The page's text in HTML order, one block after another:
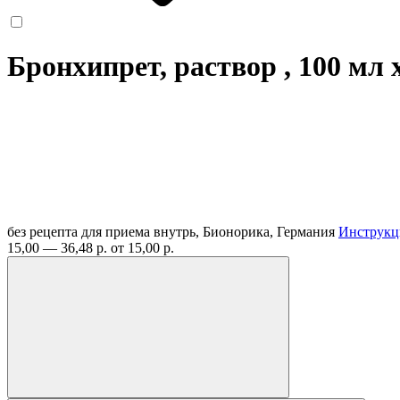
Бронхипрет, раствор , 100 мл
без рецепта для приема внутрь, Бионорика, Германия
15,00 — 36,48 р. от 15,00 р.